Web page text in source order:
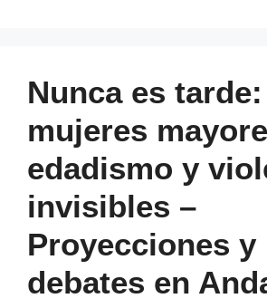
Nunca es tarde:
mujeres
edadismo y
invisibles –
Proyecciones y
debates en